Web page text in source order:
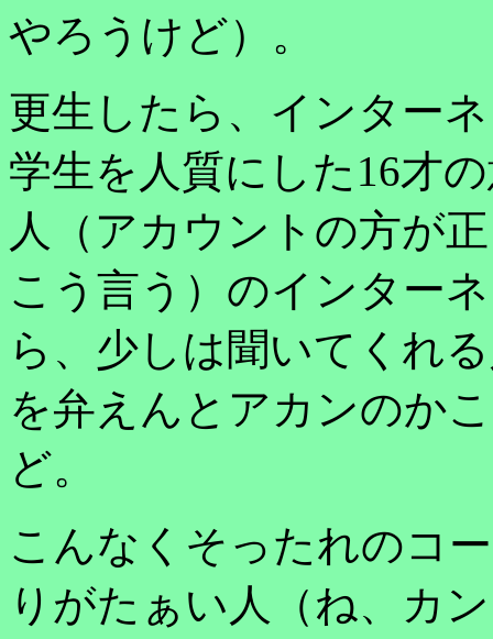
やろうけど）。
更生したら、インター
学生を人質にした16才
人（アカウントの方が
こう言う）のインター
ら、少しは聞いてくれ
を弁えんとアカンのか
ど。
こんなくそったれのコ
りがたぁい人（ね、カ